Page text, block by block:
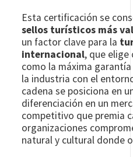
Esta certificación se
sellos turísticos más
un factor clave para la
internacional, que elige
como la máxima
la industria con el
cadena se posiciona en
diferenciación en un
competitivo que premia
organizaciones
natural y cultural donde